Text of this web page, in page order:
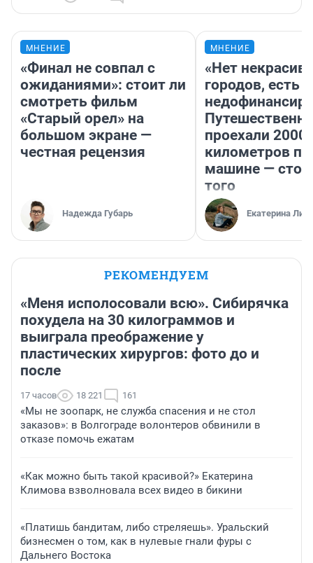
МНЕНИЕ
«Финал не совпал с
ожиданиями»: стоит ли
смотреть фильм
«Старый орел» на
большом экране —
честная рецензия
Надежда Губарь
МНЕНИЕ
«Нет
городов, есть
проехали 2000
километров по
машине —
того
Екатерина
РЕКОМЕНДУЕМ
«Меня исполосовали всю». Сибирячка
похудела на 30 килограммов и
выиграла преображение у
пластических хирургов: фото до и
после
17 часов 18 221 161
«Мы не зоопарк, не служба спасения и не стол
заказов»: в Волгограде волонтеров обвинили в
отказе помочь ежатам
«Как можно быть такой красивой?» Екатерина
Климова взволновала всех видео в бикини
«Платишь бандитам, либо стреляешь». Уральский
бизнесмен о том, как в нулевые гнали фуры с
Дальнего Востока